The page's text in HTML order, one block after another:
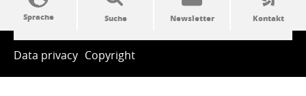
Data privacy Copyright